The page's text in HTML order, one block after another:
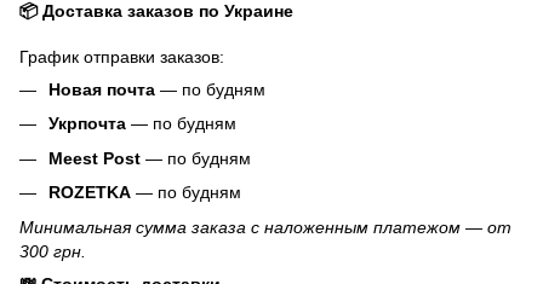
📦 Доставка заказов по Украине
График отправки заказов:
Новая почта — по будням
Укрпочта — по будням
Meest Post — по будням
ROZETKA — по будням
Минимальная сумма заказа с наложенным платежом — от
300 грн.